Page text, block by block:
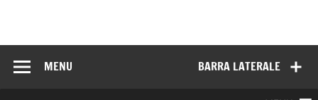
BARRA LATERALE
MENU